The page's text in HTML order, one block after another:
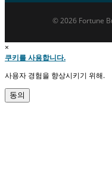
© 2026 Fortune
×
쿠키를 사용합니다.
사용자 경험을 향상시키기 위해.
동의